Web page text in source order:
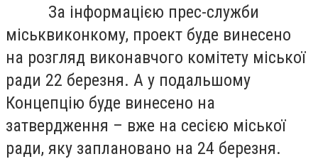
За інформацією прес-служби
міськвиконкому, проект буде винесено
на розгляд виконавчого комітету міської
ради 22 березня. А у подальшому
Концепцію буде винесено на
затвердження – вже на сесією міської
ради, яку заплановано на 24 березня.